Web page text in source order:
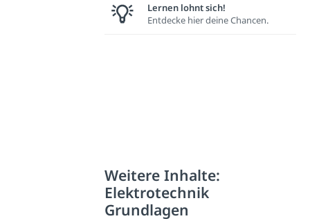
Lernen lohnt sich!
Entdecke hier deine Chancen.
Weitere Inhalte:
Elektrotechnik
Grundlagen